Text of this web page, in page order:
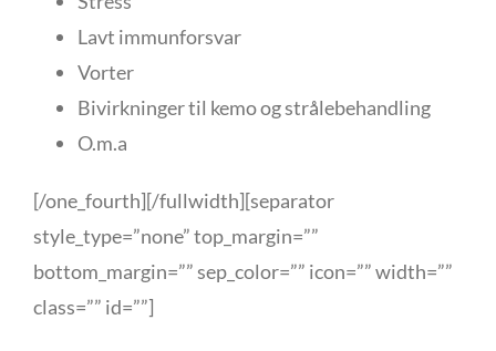
Lavt immunforsvar
Vorter
Bivirkninger til kemo og strålebehandling
O.m.a
[/one_fourth][/fullwidth][separator
style_type=”none” top_margin=””
bottom_margin=”” sep_color=”” icon=”” width=””
class=”” id=””]